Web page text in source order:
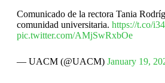
Comunicado de la rectora Tania
comunidad universitaria. https://t.co/
pic.twitter.com/AMjSwRxbOe
— UACM (@UACM) January 19,